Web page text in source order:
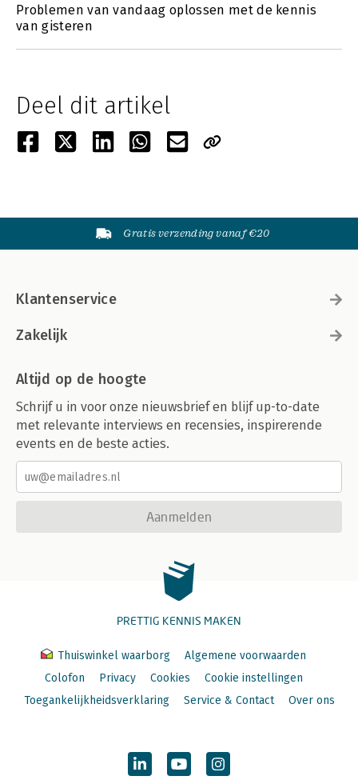
Problemen van vandaag oplossen met de kennis
van gisteren
Deel dit artikel
Gratis verzending vanaf €20
Klantenservice
Zakelijk
Altijd op de hoogte
Schrijf u in voor onze nieuwsbrief en blijf up-to-date
met relevante interviews en recensies, inspirerende
events en de beste acties.
Aanmelden
PRETTIG KENNIS MAKEN
Thuiswinkel waarborg
Algemene voorwaarden
Colofon
Privacy Cookies
Cookie instellingen
Toegankelijkheidsverklaring
Service & Contact Over ons